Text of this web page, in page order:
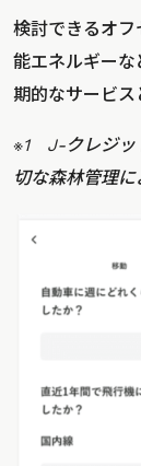
検討できるオ
能エネルギー
期的なサービス
※1 J-クレジッ
切な森林管理